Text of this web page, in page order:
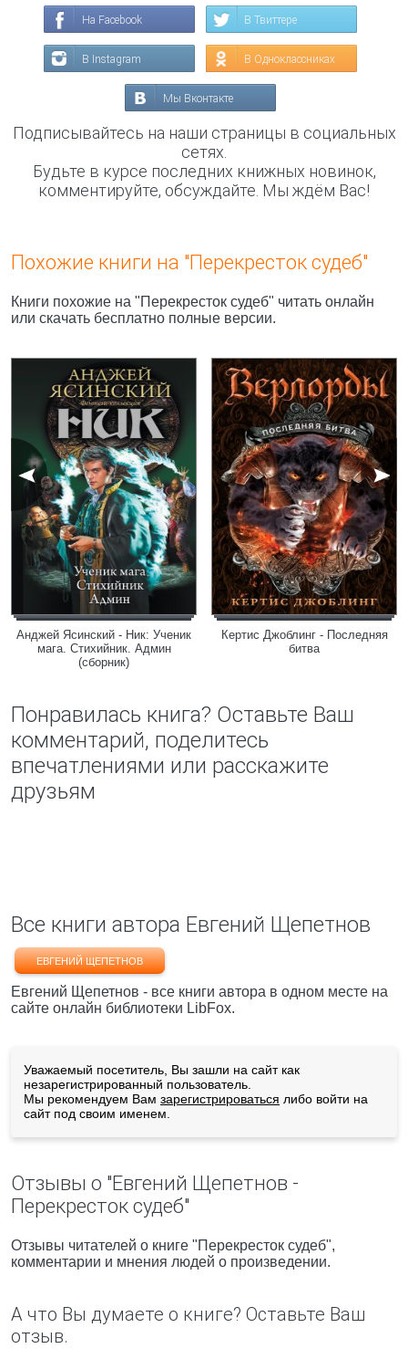
На Facebook В Твиттере
В Instagram В Одноклассниках
Мы Вконтакте
Подписывайтесь на наши страницы в социальных
сетях.
Будьте в курсе последних книжных новинок,
комментируйте, обсуждайте. Мы ждём Вас!
Похожие книги на "Перекресток судеб"
Книги похожие на "Перекресток судеб" читать онлайн
или скачать бесплатно полные версии.
Анджей Ясинский - Ник: Ученик
мага. Стихийник. Админ
(сборник)
Кертис Джоблинг - Последняя
битва
Понравилась книга? Оставьте Ваш
комментарий, поделитесь
впечатлениями или расскажите
друзьям
Все книги автора Евгений Щепетнов
ЕВГЕНИЙ ЩЕПЕТНОВ
Евгений Щепетнов - все книги автора в одном месте на
сайте онлайн библиотеки LibFox.
Уважаемый посетитель, Вы зашли на сайт как
незарегистрированный пользователь.
Мы рекомендуем Вам зарегистрироваться либо войти на
сайт под своим именем.
Отзывы о "Евгений Щепетнов -
Перекресток судеб"
Отзывы читателей о книге "Перекресток судеб",
комментарии и мнения людей о произведении.
А что Вы думаете о книге? Оставьте Ваш
отзыв.